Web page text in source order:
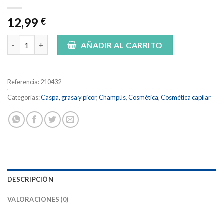
12,99 €
SOIVRE COSMETICS CHAMPU BALANCE & DETOX CABELLOS
AÑADIR AL CARRITO
Referencia:210432
Categorías:Caspa, grasa y picor,Champús,Cosmética,Cosmética capilar
DESCRIPCIÓN
VALORACIONES (0)